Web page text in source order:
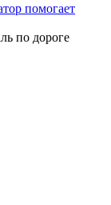
помогает
по дороге